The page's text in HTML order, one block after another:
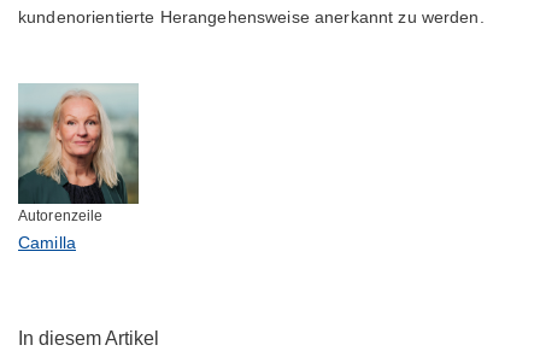
kundenorientierte Herangehensweise anerkannt zu werden.
Autorenzeile
Camilla
In diesem Artikel